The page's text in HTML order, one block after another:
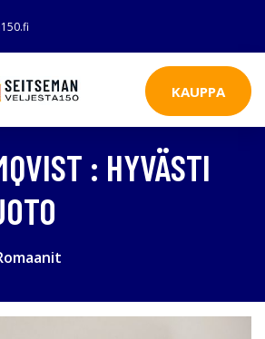
KAUPPA
: HYVÄSTI